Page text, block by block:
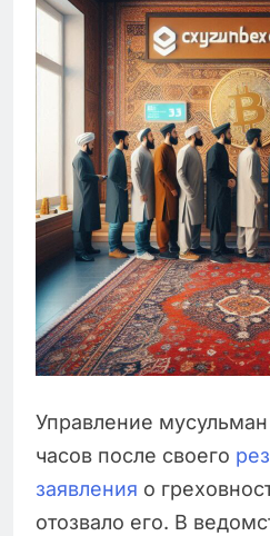
Управление мусульман
часов после своего
заявления о
отозвало его. В